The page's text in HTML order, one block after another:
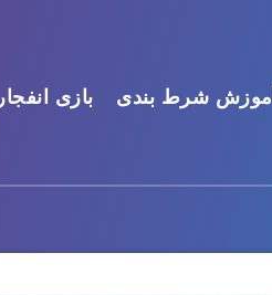
آموزش شرط بندی بازی انفجار